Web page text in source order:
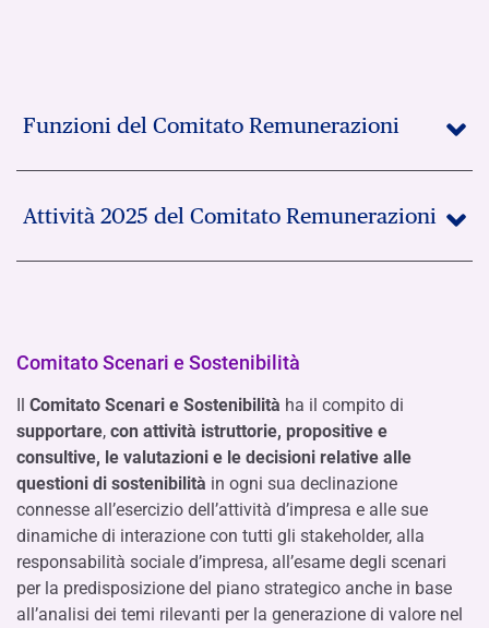
Funzioni del Comitato Remunerazioni
Attività 2025 del Comitato Remunerazioni
Comitato Scenari e Sostenibilità
Il Comitato Scenari e Sostenibilità ha il compito di
supportare, con attività istruttorie, propositive e
consultive, le valutazioni e le decisioni relative alle
questioni di sostenibilità in ogni sua declinazione
connesse all’esercizio dell’attività d’impresa e alle sue
dinamiche di interazione con tutti gli stakeholder, alla
responsabilità sociale d’impresa, all’esame degli scenari
per la predisposizione del piano strategico anche in base
all’analisi dei temi rilevanti per la generazione di valore nel